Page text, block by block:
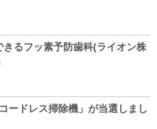
るフッ素予防歯科(ライオン株
ードレス掃除機」が当選しまし